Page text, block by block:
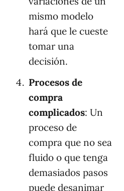
mismo modelo
hará que le cueste
tomar una
decisión.
Procesos de
compra
complicados: Un
proceso de
compra que no sea
fluido o que tenga
demasiados pasos
puede desanimar